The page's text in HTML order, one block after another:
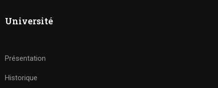
Université
Présentation
Historique